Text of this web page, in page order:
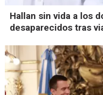
Hallan sin vida a los
desaparecidos tras